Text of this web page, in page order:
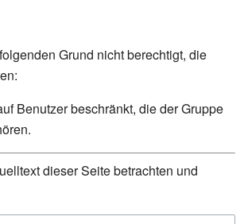
Grund nicht berechtigt, die
Benutzer beschränkt, die der Gruppe
dieser Seite betrachten und